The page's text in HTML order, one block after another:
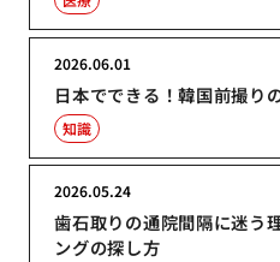
日本でできる！韓国前撮り
2026.06.01
知識
歯石取りの通院間隔に迷う
ングの探し方
2026.05.24